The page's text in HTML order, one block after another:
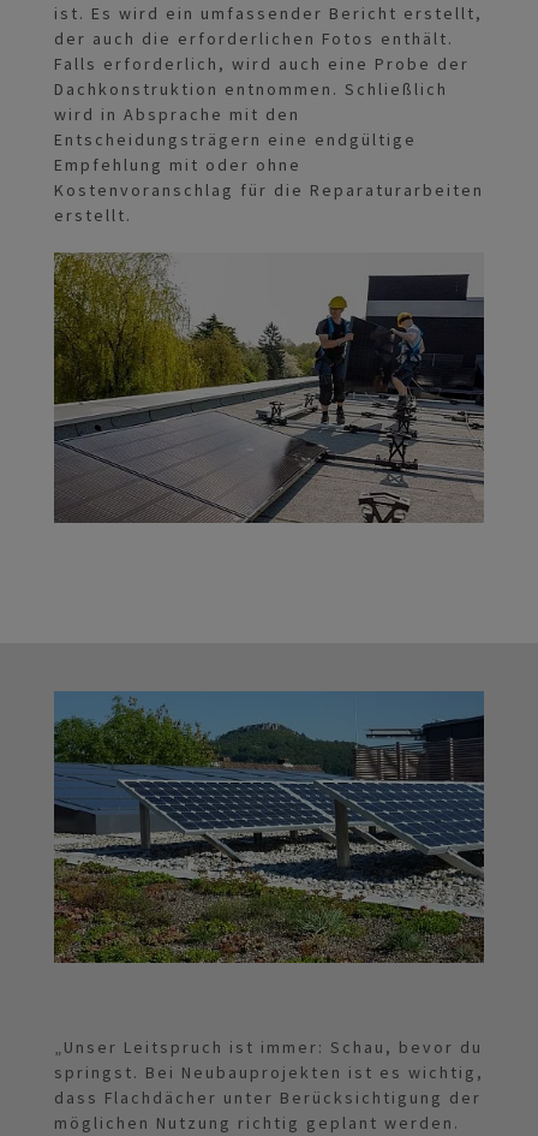
ist. Es wird ein umfassender Bericht erstellt,
der auch die erforderlichen Fotos enthält.
Falls erforderlich, wird auch eine Probe der
Dachkonstruktion entnommen. Schließlich
wird in Absprache mit den
Entscheidungsträgern eine endgültige
Empfehlung mit oder ohne
Kostenvoranschlag für die Reparaturarbeiten
erstellt.
„Unser Leitspruch ist immer: Schau, bevor du
springst. Bei Neubauprojekten ist es wichtig,
dass Flachdächer unter Berücksichtigung der
möglichen Nutzung richtig geplant werden.